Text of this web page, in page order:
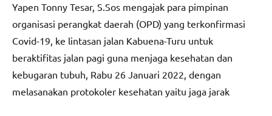
Yapen Tonny Tesar, S.Sos mengajak para pimpinan
organisasi perangkat daerah (OPD) yang terkonfirmasi
Covid-19, ke lintasan jalan Kabuena-Turu untuk
beraktifitas jalan pagi guna menjaga kesehatan dan
kebugaran tubuh, Rabu 26 Januari 2022, dengan
melasanakan protokoler kesehatan yaitu jaga jarak